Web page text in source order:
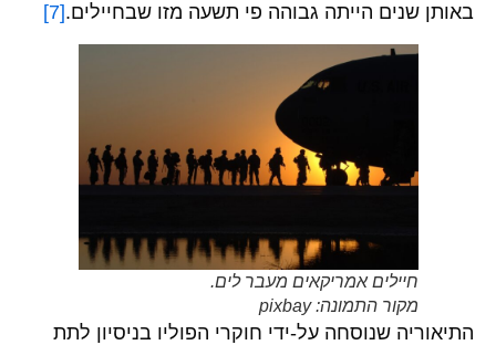
באותן שנים הייתה גבוהה פי תשעה מזו שבחיילים.[7]
חיילים אמריקאים מעבר לים.
מקור התמונה: pixbay
התיאוריה שנוסחה על-ידי חוקרי הפוליו בניסיון לתת